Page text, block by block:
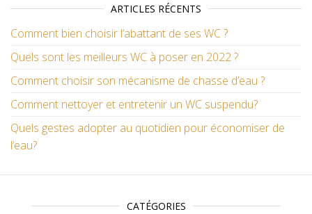
ARTICLES RÉCENTS
Comment bien choisir l’abattant de ses WC ?
Quels sont les meilleurs WC à poser en 2022 ?
Comment choisir son mécanisme de chasse d’eau ?
Comment nettoyer et entretenir un WC suspendu?
Quels gestes adopter au quotidien pour économiser de
l’eau?
CATÉGORIES